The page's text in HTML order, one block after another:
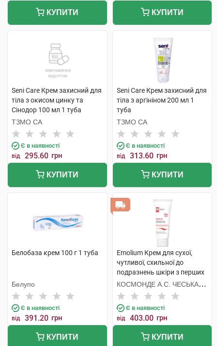
КУПИТИ КУПИТИ
Seni Care Крем захисний для
тіла з окисом цинку та
Сінодор 100 мл 1 туба
ТЗМО СА
Є в наявності
від 295.60 грн
КУПИТИ
Seni Care Крем захисний для
тіла з аргініном 200 мл 1
туба
ТЗМО СА
Є в наявності
від 313.60 грн
КУПИТИ
Белобаза крем 100 г 1 туба
Белупо
Є в наявності
від 391.20 грн
КУПИТИ
Emolium Крем для сухої,
чутливої, схильної до
подразнень шкіри з перших
днів життя 75 мл 1 туба
КОСМОНДЕ А.С. ЧЕСЬКА
РЕСПУБЛІКА
Є в наявності
від 403.00 грн
КУПИТИ